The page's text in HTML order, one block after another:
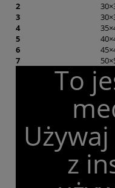
2
3
4
5
6
7
To
z